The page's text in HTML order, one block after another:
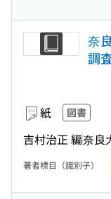
奈
調
紙 図書
吉村治正 編奈良
著者標目（識別子）